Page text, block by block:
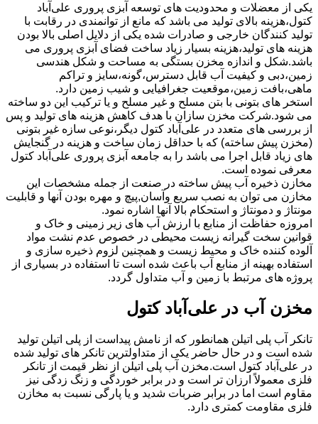
یکی از معضلات و محدودیت های توسعه آبزی پروری علی‌آباد
کتول،هزینه بالای تولید می باشد که مانع از توانمندی در رقابت با
تولید کنندگان خارجی و صادرات شده یکی از دلایل اصلی بالا بودن
هزینه های تولید،هزینه بسیار زیاد ساخت فضای آبزی پروری می
باشد.شکل و اندازه مخزن بستگی به مساحت و شکل هندسی
زمین،دبی و کیفیت آب قابل دسترس،گونه،سایز و تراکم
ماهی،بافت زمین،موقعیت جغرافیایی و شیب زمین دارد.
استخر های بتونی با بتن مسلح و غیر مسلح و یا ترکیب این دو ساخته
می شود.شرکت مخزن سازان با هدف کاهش هزینه های تولید و پس
از بررسی های متعدد در علی‌آباد کتول دیگر،نوعی سازه غیر بتونی
(مخزن پیش ساخته) که با حداقل زمان ساخت و هزینه در گنجایش
های زیاد قابل اجرا می باشد را به جامعه آبزی پروری علی‌آباد کتول
معرفی نموده است.
مخازن ذخیره آب پیش ساخته در صنعت از جمله مشخصات این
مخازن می توان به نصب سریع وآسان,پیچ و مهره بودن آنها و قابلیت
مونتاژ و دمونتاژ و استحکام بالا آنها اشاره نمود.
امروزه حفاظت از منابع با ارزش آب های زیر زمینی و خاک و
قوانین سخت گیرانه زیست محیطی در خصوص عدم نشت مواد
آلوده کننده خاک و محیط زیست و همچنین لزوم ذخیره سازی و
استفاده بهینه از منابع آب باعث شده است تا استفاده در بسیاری از
پروژه های مرتبط با زمین و آب متداول گردد.
مخزن آب در علی‌آباد کتول
تانکر آب پلی اتیلن همانطور که از نامش پیداست از پلی اتیلن تولید
شده است و در حال حاضر یکی از متداولترین تانکر های تولید شده
در علی‌آباد کتول است.مخزن آب پلی اتیلن از نظر قیمت از تانکر
فلزی معمولاً ارزان تر است و در برابر خوردگی و زنگ زدگی نیز
مقاوم است اما در برابر ضربات شدید و یا پارگی نسبت به مخازن
فلزی مقاومت کمتری دارد.